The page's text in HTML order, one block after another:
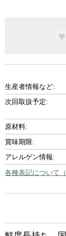
生産者情報など:
次回取扱予定:
原材料:
賞味期限:
アレルゲン情報:
各種表記について